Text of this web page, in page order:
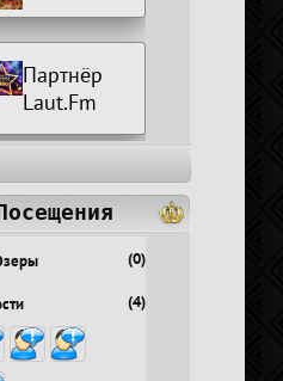
Партнёр
Laut.Fm
(0)
(4)